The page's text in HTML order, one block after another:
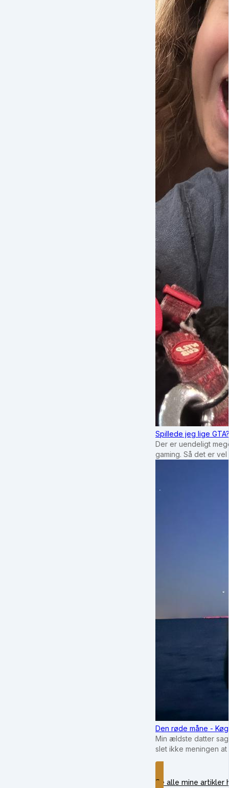
Spillede jeg lige GTA?
Der er uendeligt
gaming. Så det er
Den røde måne -
Min ældste datter
slet ikke meningen
Se alle mine artikler